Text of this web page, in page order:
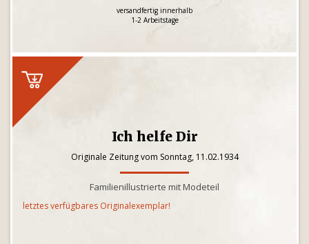
versandfertig innerhalb
1-2 Arbeitstage
Ich helfe Dir
Originale Zeitung vom Sonntag, 11.02.1934
Familienillustrierte mit Modeteil
letztes verfügbares Originalexemplar!